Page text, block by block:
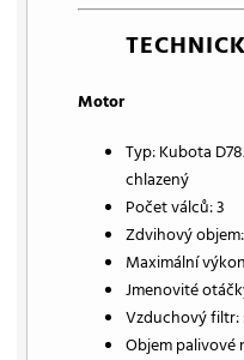
Motor
Typ: Kubota
chlazený
Počet válců: 3
Zdvihový
Maximální
Jmenovité
Vzduchový filtr:
Objem palivové